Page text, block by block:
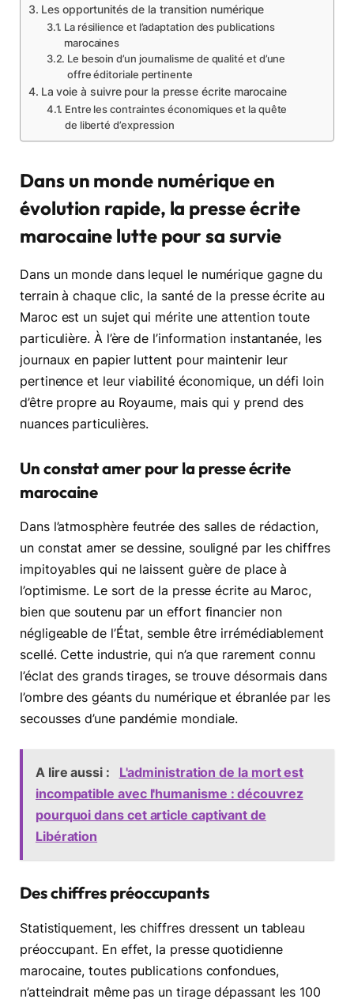
Les opportunités de la transition numérique
La résilience et l’adaptation des publications
marocaines
Le besoin d’un journalisme de qualité et d’une
offre éditoriale pertinente
La voie à suivre pour la presse écrite marocaine
Entre les contraintes économiques et la quête
de liberté d’expression
Dans un monde numérique en
évolution rapide, la presse écrite
marocaine lutte pour sa survie
Dans un monde dans lequel le numérique gagne du
terrain à chaque clic, la santé de la presse écrite au
Maroc est un sujet qui mérite une attention toute
particulière. À l’ère de l’information instantanée, les
journaux en papier luttent pour maintenir leur
pertinence et leur viabilité économique, un défi loin
d’être propre au Royaume, mais qui y prend des
nuances particulières.
Un constat amer pour la presse écrite
marocaine
Dans l’atmosphère feutrée des salles de rédaction,
un constat amer se dessine, souligné par les chiffres
impitoyables qui ne laissent guère de place à
l’optimisme. Le sort de la presse écrite au Maroc,
bien que soutenu par un effort financier non
négligeable de l’État, semble être irrémédiablement
scellé. Cette industrie, qui n’a que rarement connu
l’éclat des grands tirages, se trouve désormais dans
l’ombre des géants du numérique et ébranlée par les
secousses d’une pandémie mondiale.
A lire aussi :
L'administration de la mort est
incompatible avec l'humanisme : découvrez
pourquoi dans cet article captivant de
Libération
Des chiffres préoccupants
Statistiquement, les chiffres dressent un tableau
préoccupant. En effet, la presse quotidienne
marocaine, toutes publications confondues,
n’atteindrait même pas un tirage dépassant les 100